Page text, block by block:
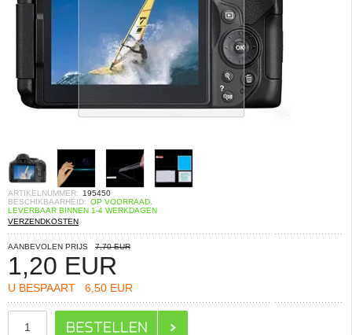
ARTIKELNUMMER:
195450
BESCHIKBAARHEID: OP VOORRAAD.
LEVERBAAR BINNEN 1-4 WERKDAGEN
VERZENDKOSTEN
AANBEVOLEN PRIJS 7,70 EUR
1,20 EUR
U BESPAART 6,50 EUR